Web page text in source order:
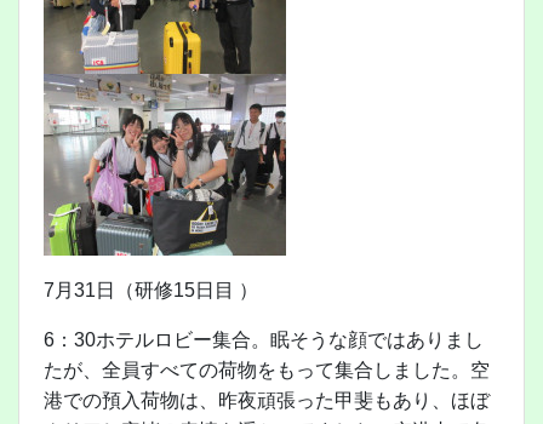
7月31日（研修15日目 ）
6：30ホテルロビー集合。眠そうな顔ではありまし
たが、全員すべての荷物をもって集合しました。空
港での預入荷物は、昨夜頑張った甲斐もあり、ほぼ